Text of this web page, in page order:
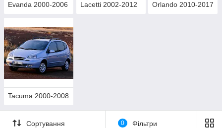
Evanda 2000-2006 Lacetti 2002-2012 Orlando 2010-2017
Tacuma 2000-2008
Сортування 0 Фільтри